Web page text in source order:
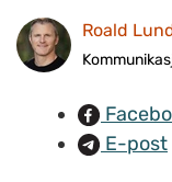
behandlingen. 61,6
behandlingen, sier
Roald
E-post